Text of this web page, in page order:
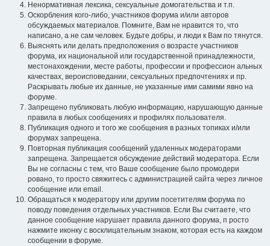
Ненормативная лексика, сексуальные домогательства и т.п.
Оскорбления кого-либо, участников форума и/или авторов
обсуждаемых материалов. Помните, Вам не нравится то, что
написано, а не сам человек. Будьте добры, и люди к Вам по тянутся.
Выяснять или делать предположения о возрасте участников
форума, их национальной или государственной принадлежности,
местонахождении, месте работы, профессии и профессион альных
качествах, вероисповедании, сексуальных предпочтениях и пр.
Раскрывать любые их данные, не указанные ими самими явно на
форуме.
Запрещено публиковать любую информацию, нарушающую данные
правила в любых сообщениях и профилях пользователя.
Публикация одного и того же сообщения в разных топиках и/или
форумах запрещена.
Повторная публикация сообщений удаленных модераторами
запрещена. Запрещается обсуждение действий модератора. Если
Вы не согласны с тем, что Ваше сообщение было промодери
ровано, то просто свяжитесь с администрацией сайта через личное
сообщение или email.
Обращаться к модератору или другим посетителям форума по
поводу поведения отдельных участников. Если Вы считаете, что
данное сообщение нарушает правила данного форума, п росто
нажмите иконку с восклицательным знаком, которая есть на каждом
сообщении в форуме.